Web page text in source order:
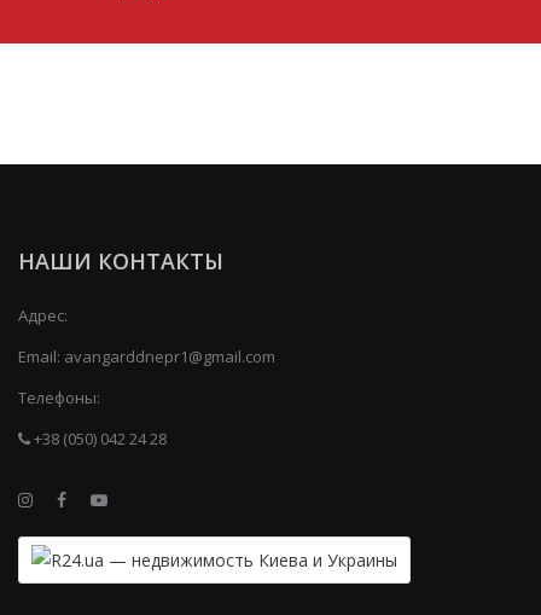
НАШИ КОНТАКТЫ
Адрес:
Email: avangarddnepr1@gmail.com
Телефоны:
+38 (050) 042 24 28